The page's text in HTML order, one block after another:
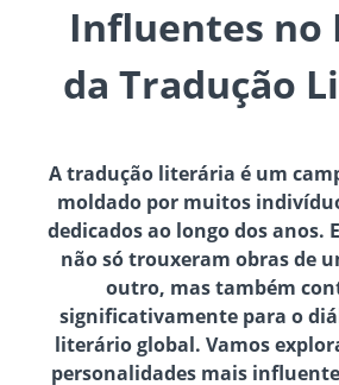
Influentes no
da Tradução
A tradução literária é um
moldado por muitos
dedicados ao longo dos anos.
não só trouxeram obras de
outro, mas também
significativamente para o
literário global. Vamos
personalidades mais